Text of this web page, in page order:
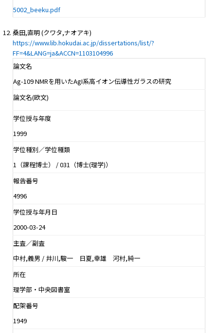
5002_beeku.pdf
桑田,直明 (クワタ,ナオアキ)
https://www.lib.hokudai.ac.jp/dissertations/list/?
FF=4&LANG=ja&ACCN=1103104996
論文名
Ag-109 NMRを用いたAgI系高イオン伝導性ガラスの研究
論文名(欧文)
学位授与年度
1999
学位種別／学位種類
1（課程博士） / 031（博士(理学)）
報告番号
4996
学位授与年月日
2000-03-24
主査／副査
中村,義男 / 井川,駿一 日夏,幸雄 河村,純一
所在
理学部・中央図書室
配架番号
1949